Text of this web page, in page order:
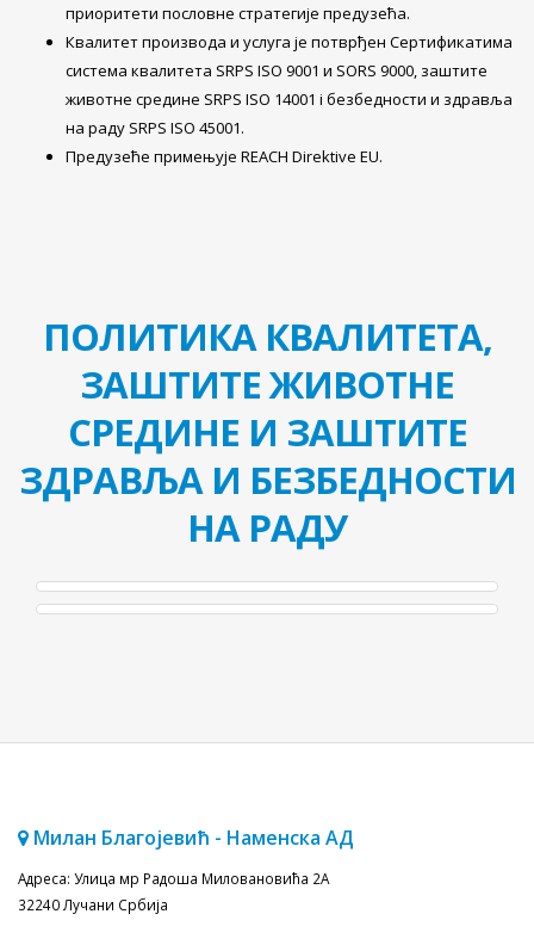
приоритети пословне стратегије предузећа.
Квалитет производа и услуга је потврђен Сертификатима
система квалитета SRPS ISO 9001 и SORS 9000, заштите
животне средине SRPS ISO 14001 i безбедности и здравља
на раду SRPS ISO 45001.
Предузеће примењује REACH Direktive EU.
ПОЛИТИКА КВАЛИТЕТА,
ЗАШТИТЕ ЖИВОТНЕ
СРЕДИНЕ И ЗАШТИТЕ
ЗДРАВЉА И БЕЗБЕДНОСТИ
НА РАДУ
Милан Благојевић - Наменска АД
Адреса: Улица мр Радоша Миловановића 2A
32240 Лучани Србија